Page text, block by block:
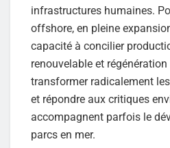
infrastructures humaines.
offshore, en pleine
capacité à concilier
renouvelable et
transformer radicalement
et répondre aux critiques
accompagnent parfois le
parcs en mer.